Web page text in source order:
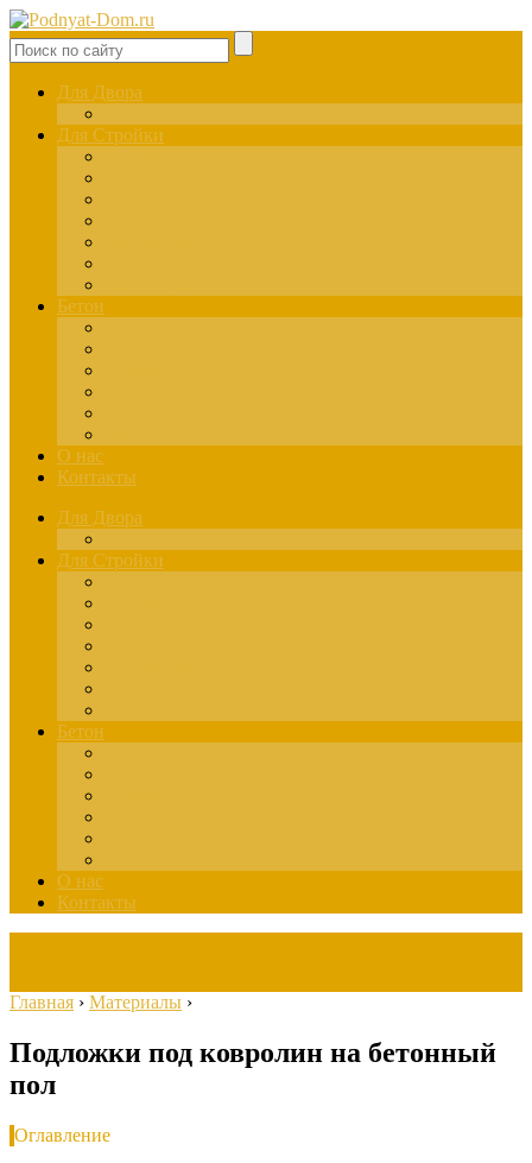
Для Двора
Для Стройки
Бетон
О нас
Контакты
Для Двора
Для Стройки
Бетон
О нас
Контакты
Главная › Материалы ›
Подложки под ковролин на бетонный
пол
Оглавление